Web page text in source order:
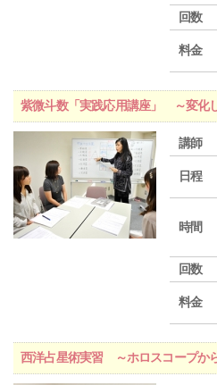
回数
料金
紫微斗数「実践応用講座」 ～変化
講師
日程
時間
回数
料金
西洋占星術実習 ～ホロスコープか